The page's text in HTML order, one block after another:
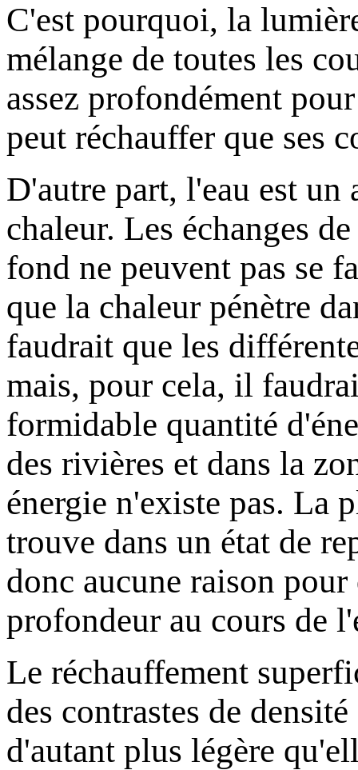
C'est pourquoi, la
mélange de toutes les
assez profondément
peut réchauffer que ses
D'autre part, l'eau est un
chaleur. Les échanges
fond ne peuvent pas se
que la chaleur pénètre
faudrait que les
mais, pour cela, il
formidable quantité
des rivières et dans la
énergie n'existe pas. La
trouve dans un état de
donc aucune raison
profondeur au cours de
Le réchauffement
des contrastes de
d'autant plus légère